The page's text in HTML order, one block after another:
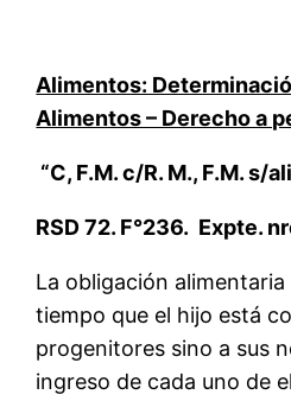
Alimentos:
Alimentos – Derecho a
“C, F.M. c/R. M., F.M. s/
RSD 72. F°236. Expte.
La obligación
tiempo que el hijo está
progenitores sino a sus
ingreso de cada uno de